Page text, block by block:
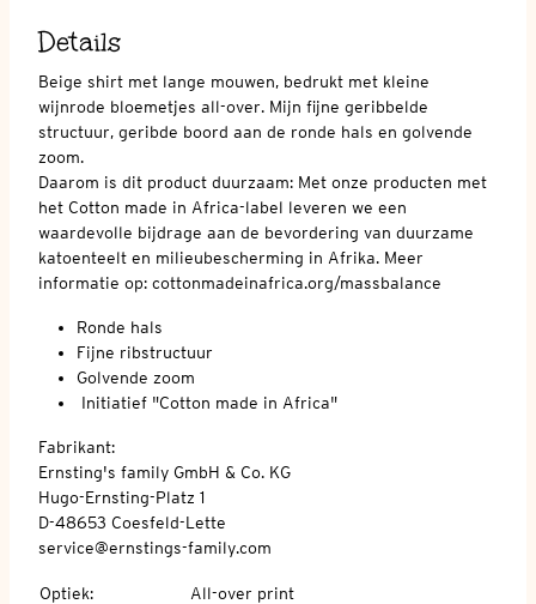
Details
Beige shirt met lange mouwen, bedrukt met kleine
wijnrode bloemetjes all-over. Mijn fijne geribbelde
structuur, geribde boord aan de ronde hals en golvende
zoom.
Daarom is dit product duurzaam: Met onze producten met
het Cotton made in Africa-label leveren we een
waardevolle bijdrage aan de bevordering van duurzame
katoenteelt en milieubescherming in Afrika. Meer
informatie op: cottonmadeinafrica.org/massbalance
Ronde hals
Fijne ribstructuur
Golvende zoom
Initiatief "Cotton made in Africa"
Fabrikant:
Ernsting's family GmbH & Co. KG
Hugo-Ernsting-Platz 1
D-48653 Coesfeld-Lette
service@ernstings-family.com
Optiek: All-over print